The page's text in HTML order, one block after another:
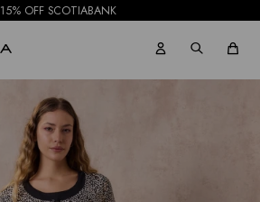
15% OFF SCOTIABANK
NOTIFICARME